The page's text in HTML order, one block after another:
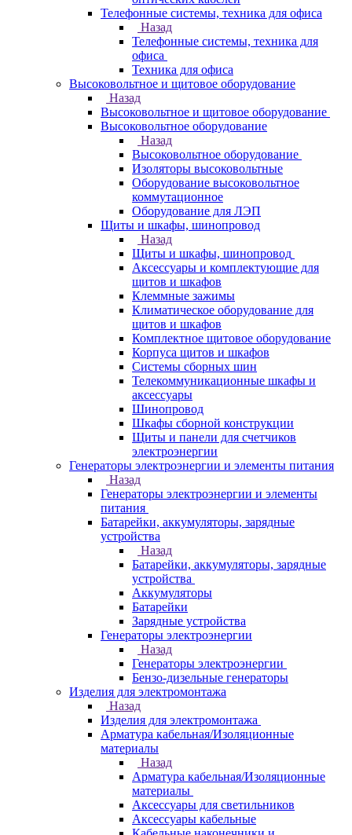
Телефонные системы, техника для офиса
Назад
Телефонные системы, техника для
офиса
Техника для офиса
Высоковольтное и щитовое оборудование
Назад
Высоковольтное и щитовое оборудование
Высоковольтное оборудование
Назад
Высоковольтное оборудование
Изоляторы высоковольтные
Оборудование высоковольтное
коммутационное
Оборудование для ЛЭП
Щиты и шкафы, шинопровод
Назад
Щиты и шкафы, шинопровод
Аксессуары и комплектующие для
щитов и шкафов
Клеммные зажимы
Климатическое оборудование для
щитов и шкафов
Комплектное щитовое оборудование
Корпуса щитов и шкафов
Системы сборных шин
Телекоммуникационные шкафы и
аксессуары
Шинопровод
Шкафы сборной конструкции
Щиты и панели для счетчиков
электроэнергии
Генераторы электроэнергии и элементы питания
Назад
Генераторы электроэнергии и элементы
питания
Батарейки, аккумуляторы, зарядные
устройства
Назад
Батарейки, аккумуляторы, зарядные
устройства
Аккумуляторы
Батарейки
Зарядные устройства
Генераторы электроэнергии
Назад
Генераторы электроэнергии
Бензо-дизельные генераторы
Изделия для электромонтажа
Назад
Изделия для электромонтажа
Арматура кабельная/Изоляционные
материалы
Назад
Арматура кабельная/Изоляционные
материалы
Аксессуары для светильников
Аксессуары кабельные